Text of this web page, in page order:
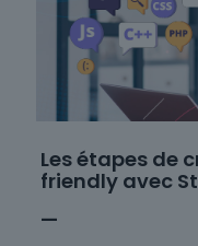
Les étapes de
friendly avec
—